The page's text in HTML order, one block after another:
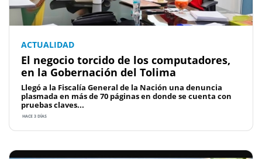
ACTUALIDAD
El negocio torcido de los computadores,
en la Gobernación del Tolima
Llegó a la Fiscalía General de la Nación una denuncia
plasmada en más de 70 páginas en donde se cuenta con
pruebas claves...
HACE 3 DÍAS